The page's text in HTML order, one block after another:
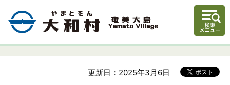
更新日：2025年3月6日